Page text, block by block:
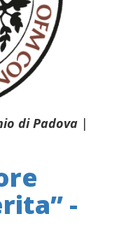
di Padova |
-